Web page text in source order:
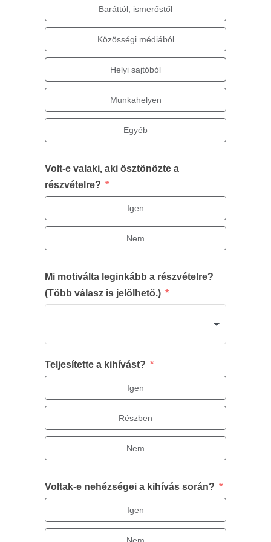
Baráttól, ismerőstől
Közösségi médiából
Helyi sajtóból
Munkahelyen
Egyéb
Volt-e valaki, aki ösztönözte a
részvételre?
Igen
Nem
Mi motiválta leginkább a részvételre?
(Több válasz is jelölhető.)
Teljesítette a kihívást?
Igen
Részben
Nem
Voltak-e nehézségei a kihívás során?
Igen